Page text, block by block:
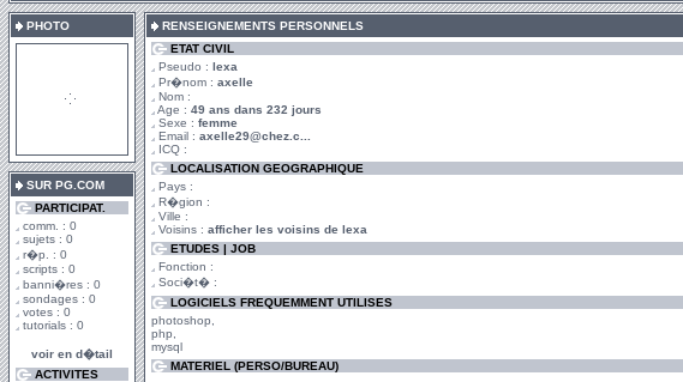
PHOTO
SUR PG.COM
PARTICIPAT.
comm. : 0
sujets : 0
r�p. : 0
scripts : 0
banni�res : 0
sondages : 0
votes : 0
tutorials : 0
voir en d�tail
ACTIVITES
RENSEIGNEMENTS PERSONNELS
ETAT CIVIL
Pseudo : lexa
Pr�nom : axelle
Nom :
Age : 49 ans dans 232 jours
Sexe : femme
Email : axelle29@chez.c...
ICQ :
LOCALISATION GEOGRAPHIQUE
Pays :
R�gion :
Ville :
Voisins : afficher les voisins de lexa
ETUDES | JOB
Fonction :
Soci�t� :
LOGICIELS FREQUEMMENT UTILISES
photoshop,
php,
mysql
MATERIEL (PERSO/BUREAU)